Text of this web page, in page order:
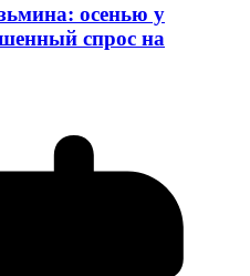
осенью у
спрос на